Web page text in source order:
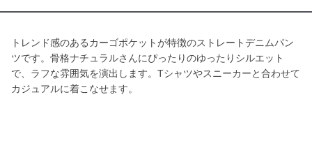
トレンド感のあるカーゴポケットが特徴のストレートデニムパン
ツです。骨格ナチュラルさんにぴったりのゆったりシルエット
で、ラフな雰囲気を演出します。Tシャツやスニーカーと合わせて
カジュアルに着こなせます。